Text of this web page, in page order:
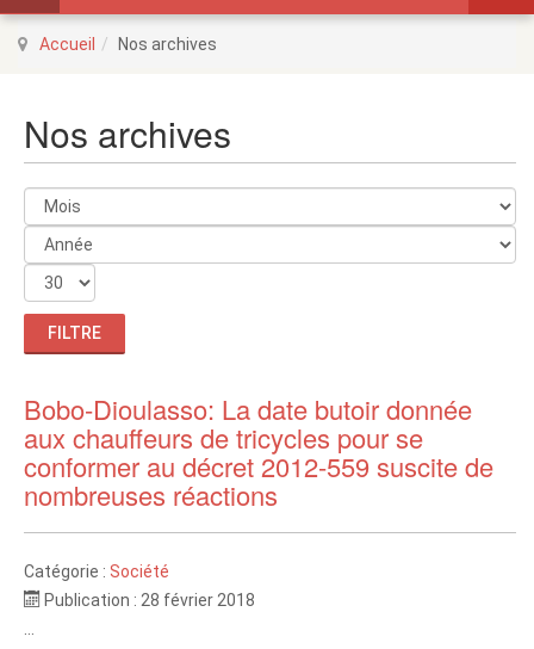
Accueil Nos archives
Nos archives
FILTRE
Bobo-Dioulasso: La date butoir donnée
aux chauffeurs de tricycles pour se
conformer au décret 2012-559 suscite de
nombreuses réactions
Catégorie : Société
Publication : 28 février 2018